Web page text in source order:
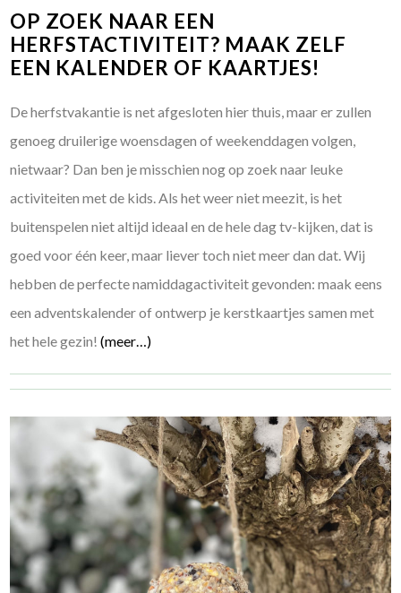
OP ZOEK NAAR EEN
HERFSTACTIVITEIT? MAAK ZELF
EEN KALENDER OF KAARTJES!
De herfstvakantie is net afgesloten hier thuis, maar er zullen
genoeg druilerige woensdagen of weekenddagen volgen,
nietwaar? Dan ben je misschien nog op zoek naar leuke
activiteiten met de kids. Als het weer niet meezit, is het
buitenspelen niet altijd ideaal en de hele dag tv-kijken, dat is
goed voor één keer, maar liever toch niet meer dan dat. Wij
hebben de perfecte namiddagactiviteit gevonden: maak eens
een adventskalender of ontwerp je kerstkaartjes samen met
het hele gezin!(meer…)